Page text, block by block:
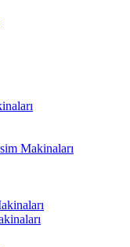
Makinaları